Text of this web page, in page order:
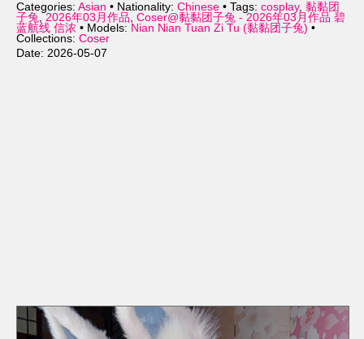
Categories: Asian • Nationality: Chinese • Tags: cosplay, 黏黏团
子兔, 2026年03月作品, Coser@黏黏团子兔 - 2026年03月作品 碧
蓝航线 信浓 • Models: Nian Nian Tuan Zi Tu (黏黏团子兔) •
Collections: Coser
Date: 2026-05-07